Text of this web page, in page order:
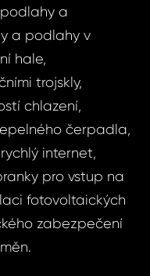
a
a podlahy v
hale,
trojskly,
chlazení,
čerpadla,
internet,
pro vstup na
fotovoltaických
zabezpečení
Sjednat
ID1868 -
5+kk,